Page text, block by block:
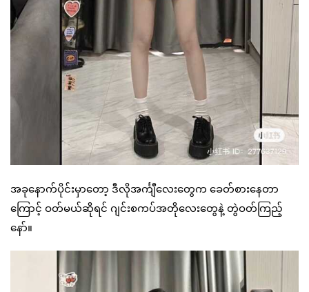
အခုနောက်ပိုင်းမှာတော့ ဒီလိုအင်္ကျီလေးတွေက ခေတ်စားနေတာ
ကြောင့် ဝတ်မယ်ဆိုရင် ဂျင်းစကပ်အတိုလေးတွေနဲ့ တွဲဝတ်ကြည့်
နော်။